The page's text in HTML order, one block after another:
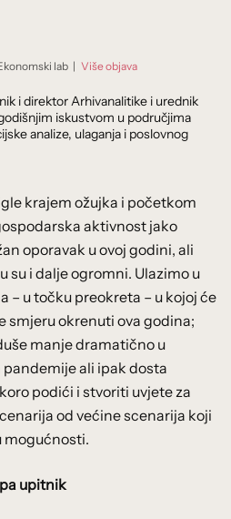
lab | Više objava
i direktor Arhivanalitike i urednik
iskustvom u područjima
analize, ulaganja i poslovnog
krajem ožujka i početkom
aktivnost jako
oporavak u ovoj godini, ali
su i dalje ogromni. Ulazimo u
– u točku preokreta – u kojoj će
smjeru okrenuti ova godina;
manje dramatično u
ali ipak dosta
podići i stvoriti uvjete za
od većine scenarija koji
mogućnosti.
upitnik